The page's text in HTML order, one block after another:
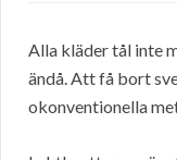
Alla kläder tål inte
ändå. Att få bort
okonventionella